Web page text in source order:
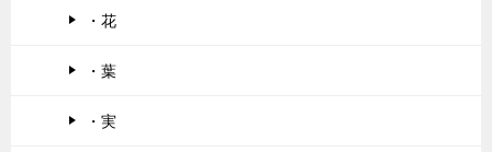
・花
・葉
・実